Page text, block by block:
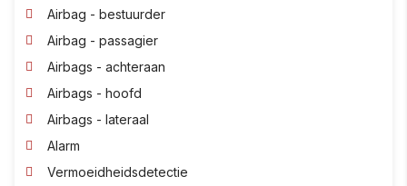
Airbag - bestuurder
Airbag - passagier
Airbags - achteraan
Airbags - hoofd
Airbags - lateraal
Alarm
Vermoeidheidsdetectie